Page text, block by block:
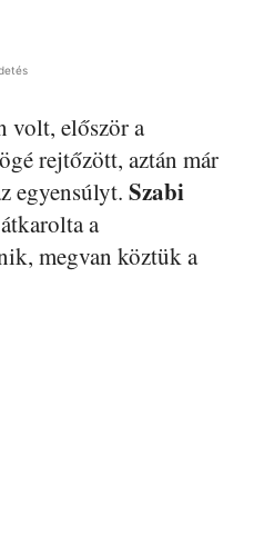
volt, először a
rejtőzött, aztán már
egyensúlyt. Szabi
a
megvan köztük a